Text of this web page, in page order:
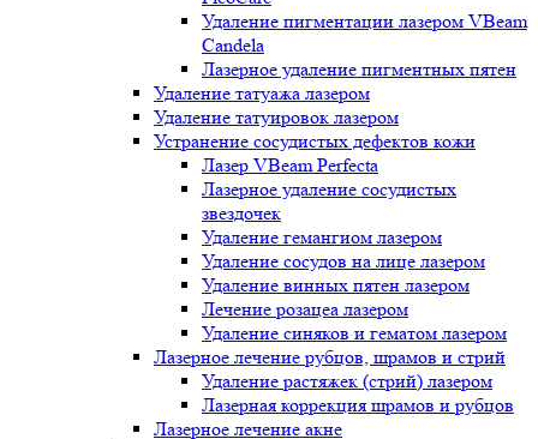
Удаление пигментации лазером VBeam
Candela
Лазерное удаление пигментных пятен
Удаление татуажа лазером
Удаление татуировок лазером
Устранение сосудистых дефектов кожи
Лазер VBeam Perfecta
Лазерное удаление сосудистых
звездочек
Удаление гемангиом лазером
Удаление сосудов на лице лазером
Удаление винных пятен лазером
Лечение розацеа лазером
Удаление синяков и гематом лазером
Лазерное лечение рубцов, шрамов и стрий
Удаление растяжек (стрий) лазером
Лазерная коррекция шрамов и рубцов
Лазерное лечение акне